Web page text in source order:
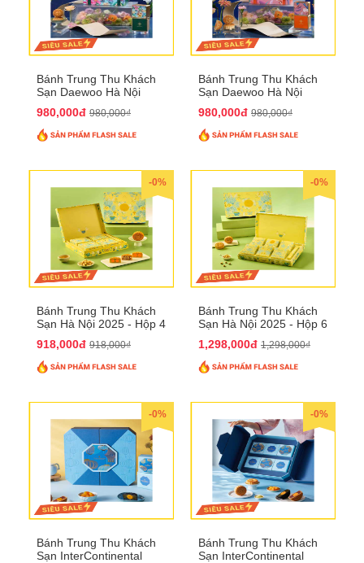
Bánh Trung Thu Khách
Sạn Daewoo Hà Nội
QTTT30
980,000đ 980,000₫
Bánh Trung Thu Khách
Sạn Daewoo Hà Nội
QTTT31
980,000đ 980,000₫
-0%
Bánh Trung Thu Khách
Sạn Hà Nội 2025 - Hộp 4
918,000đ 918,000₫
-0%
Bánh Trung Thu Khách
Sạn Hà Nội 2025 - Hộp 6
1,298,000đ 1,298,000₫
-0%
Bánh Trung Thu Khách
Sạn InterContinental
-0%
Bánh Trung Thu Khách
Sạn InterContinental